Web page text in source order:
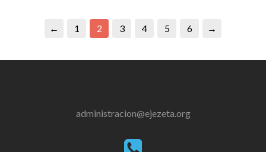
← 1 2 3 4 5 6 →
administracion@ejezeta.org